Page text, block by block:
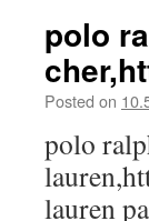
polo
Posted on
polo
lauren